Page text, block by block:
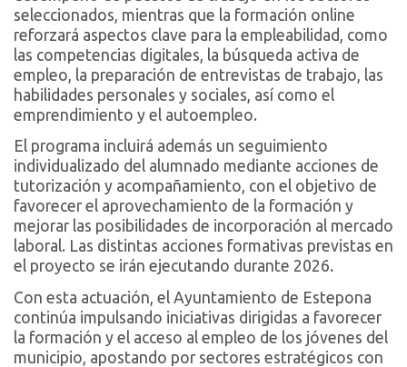
seleccionados, mientras que la formación online
reforzará aspectos clave para la empleabilidad, como
las competencias digitales, la búsqueda activa de
empleo, la preparación de entrevistas de trabajo, las
habilidades personales y sociales, así como el
emprendimiento y el autoempleo.
El programa incluirá además un seguimiento
individualizado del alumnado mediante acciones de
tutorización y acompañamiento, con el objetivo de
favorecer el aprovechamiento de la formación y
mejorar las posibilidades de incorporación al mercado
laboral. Las distintas acciones formativas previstas en
el proyecto se irán ejecutando durante 2026.
Con esta actuación, el Ayuntamiento de Estepona
continúa impulsando iniciativas dirigidas a favorecer
la formación y el acceso al empleo de los jóvenes del
municipio, apostando por sectores estratégicos con